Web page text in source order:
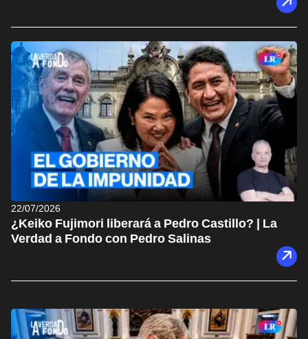
22/07/2026
¿Keiko Fujimori liberará a Pedro Castillo? | La
Verdad a Fondo con Pedro Salinas